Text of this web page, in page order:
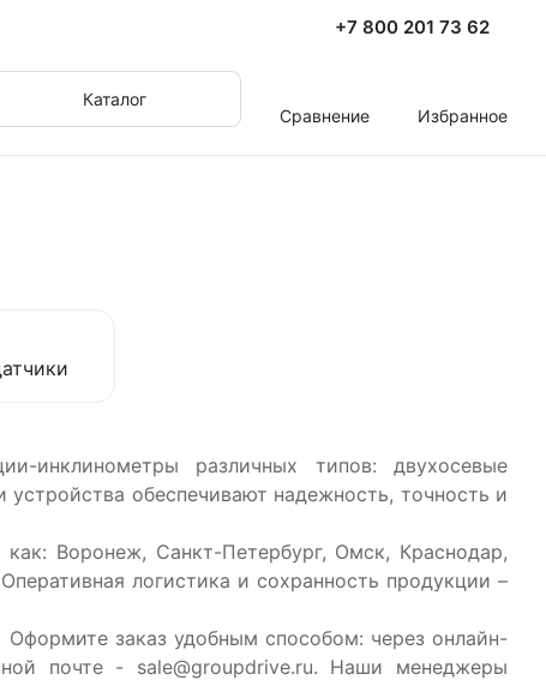
+7 800 201 73 62
Каталог
Сравнение
Избранное
инклинометры различных типов: двухосевые
обеспечивают надежность, точность и
Воронеж, Санкт-Петербург, Омск, Краснодар,
логистика и сохранность продукции –
заказ удобным способом: через онлайн-
почте - sale@groupdrive.ru. Наши менеджеры